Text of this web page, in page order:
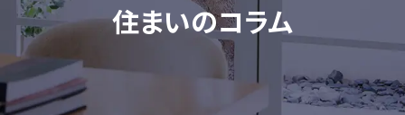
住まいのコラム